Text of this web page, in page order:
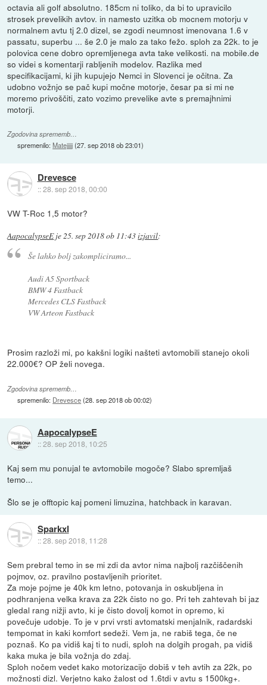
octavia ali golf absolutno. 185cm ni toliko, da bi to upravicilo
strosek prevelikih avtov. in namesto uzitka ob mocnem motorju v
normalnem avtu tj 2.0 dizel, se zgodi neumnost imenovana 1.6 v
passatu, superbu ... še 2.0 je malo za tako fežo. sploh za 22k. to je
polovica cene dobro opremljenega avta take velikosti. na mobile.de
so videi s komentarji rabljenih modelov. Razlika med
specifikacijami, ki jih kupujejo Nemci in Slovenci je očitna. Za
udobno vožnjo se pač kupi močne motorje, česar pa si mi ne
moremo privoščiti, zato vozimo prevelike avte s premajhnimi
motorji.
Zgodovina sprememb…
spremenilo:Matejjjjj(27. sep 2018 ob 23:01)
Drevesce
::28. sep 2018, 00:00
VW T-Roc 1,5 motor?
AapocalypseEje25. sep 2018 ob 11:43izjavil:
Še lahko bolj zakompliciramo...
Audi A5 Sportback
BMW 4 Fastback
Mercedes CLS Fastback
VW Arteon Fastback
Prosim razloži mi, po kakšni logiki našteti avtomobili stanejo okoli
22.000€? OP želi novega.
Zgodovina sprememb…
spremenilo: Drevesce(28. sep 2018 ob 00:02)
AapocalypseE
::28. sep 2018, 10:25
Kaj sem mu ponujal te avtomobile mogoče? Slabo spremljaš
temo...
Šlo se je offtopic kaj pomeni limuzina, hatchback in karavan.
Sparkxl
::28. sep 2018, 11:28
Sem prebral temo in se mi zdi da avtor nima najbolj razčiščenih
pojmov, oz. pravilno postavljenih prioritet.
Za moje pojme je 40k km letno, potovanja in oskubljena in
podhranjena velka krava za 22k čisto no go. Pri teh zahtevah bi jaz
gledal rang nižji avto, ki je čisto dovolj komot in opremo, ki
povečuje udobje. To je v prvi vrsti avtomatski menjalnik, radardski
tempomat in kaki komfort sedeži. Vem ja, ne rabiš tega, če ne
poznaš. Ko pa vidiš kaj ti to nudi, sploh na dolgih progah, pa vidiš
kaka muka je bila vožnja do zdaj.
Sploh nočem vedet kako motorizacijo dobiš v teh avtih za 22k, po
možnosti dizl. Verjetno kako žalost od 1.6tdi v avtu s 1500kg+.